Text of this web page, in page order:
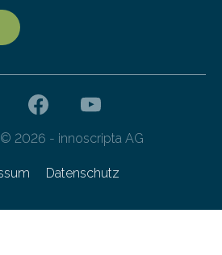
2026 - innoscripta AG
Datenschutz